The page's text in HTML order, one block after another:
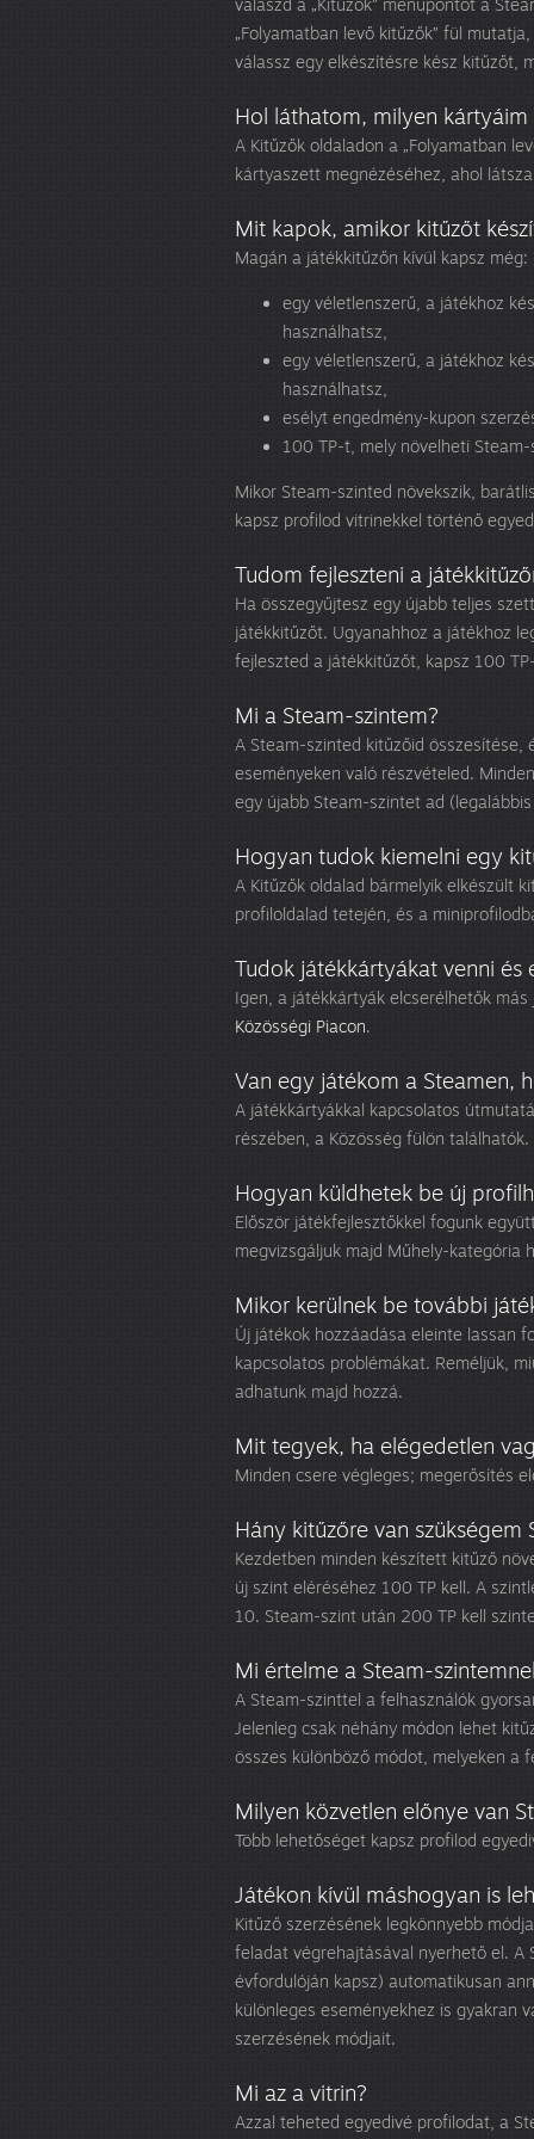
válaszd a „Kitűzők” menüpontot a
„Folyamatban levő kitűzők” fül
válassz egy elkészítésre kész kitűzőt,
Hol láthatom, milyen
A Kitűzők oldaladon a „Folyamatban
kártyaszett megnézéséhez, ahol
Mit kapok, amikor kitűzőt
Magán a játékkitűzőn kívül kapsz még:
egy véletlenszerű, a játékhoz
használhatsz,
egy véletlenszerű, a játékhoz
használhatsz,
esélyt engedmény-kupon
100 TP-t, mely növelheti
Mikor Steam-szinted növekszik,
kapsz profilod vitrinekkel történő
Tudom fejleszteni a
Ha összegyűjtesz egy újabb teljes
játékkitűzőt. Ugyanahhoz a játékhoz
fejleszted a játékkitűzőt, kapsz 100
Mi a Steam-szintem?
A Steam-szinted kitűzőid
eseményeken való részvételed.
egy újabb Steam-szintet ad
Hogyan tudok kiemelni egy
A Kitűzők oldalad bármelyik elkészült
profiloldalad tetején, és a
Tudok játékkártyákat venni és
Igen, a játékkártyák elcserélhetők
Közösségi Piacon.
Van egy játékom a Steamen,
A játékkártyákkal kapcsolatos
részében, a Közösség fülön találhatók.
Hogyan küldhetek be új
Először játékfejlesztőkkel fogunk
megvizsgáljuk majd Műhely-kategória
Mikor kerülnek be további
Új játékok hozzáadása eleinte lassan
kapcsolatos problémákat. Reméljük,
adhatunk majd hozzá.
Mit tegyek, ha elégedetlen
Minden csere végleges; megerősítés
Hány kitűzőre van szükségem
Kezdetben minden készített kitűző
új szint eléréséhez 100 TP kell. A
10. Steam-szint után 200 TP kell
Mi értelme a Steam-
A Steam-szinttel a felhasználók
Jelenleg csak néhány módon lehet
összes különböző módot, melyeken a
Milyen közvetlen előnye van
Több lehetőséget kapsz profilod
Játékon kívül máshogyan is
Kitűző szerzésének legkönnyebb
feladat végrehajtásával nyerhető el. A
évfordulóján kapsz) automatikusan
különleges eseményekhez is gyakran
szerzésének módjait.
Mi az a vitrin?
Azzal teheted egyedivé profilodat, a